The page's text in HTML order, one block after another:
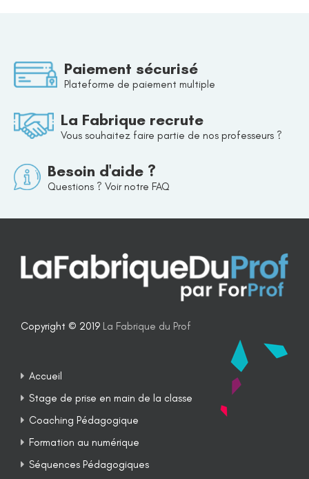
Paiement sécurisé
Plateforme de paiement multiple
La Fabrique recrute
Vous souhaitez faire partie de nos professeurs ?
Besoin d'aide ?
Questions ? Voir notre FAQ
Copyright © 2019 La Fabrique du Prof
Accueil
Stage de prise en main de la classe
Coaching Pédagogique
Formation au numérique
Séquences Pédagogiques